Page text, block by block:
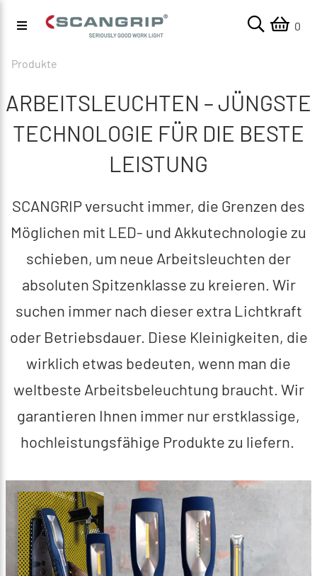
0
Produkte
ARBEITSLEUCHTEN – JÜNGSTE
TECHNOLOGIE FÜR DIE BESTE
LEISTUNG
SCANGRIP versucht immer, die Grenzen des
Möglichen mit LED- und Akkutechnologie zu
schieben, um neue Arbeitsleuchten der
absoluten Spitzenklasse zu kreieren. Wir
suchen immer nach dieser extra Lichtkraft
oder Betriebsdauer. Diese Kleinigkeiten, die
wirklich etwas bedeuten, wenn man die
weltbeste Arbeitsbeleuchtung braucht. Wir
garantieren Ihnen immer nur erstklassige,
hochleistungsfähige Produkte zu liefern.